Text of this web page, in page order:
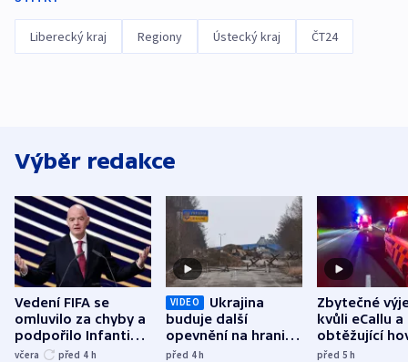
Liberecký kraj Regiony Ústecký kraj ČT24
Výběr redakce
Vedení FIFA se
omluvilo za chyby a
podpořilo Infantina.
UEFA trvá na
včera před 4 h
VIDEO
Ukrajina
buduje další
opevnění na hranici
s Běloruskem
před 4h
Zbytečné
kvůli eCallu a
obtěžující
zdržují
před 5h